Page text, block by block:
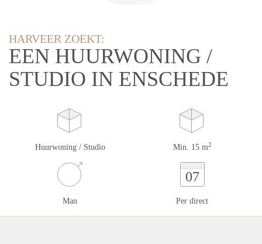
HARVEER ZOEKT:
EEN HUURWONING /
STUDIO IN ENSCHEDE
Huurwoning / Studio Min. 15 m2
Man
07
Per direct